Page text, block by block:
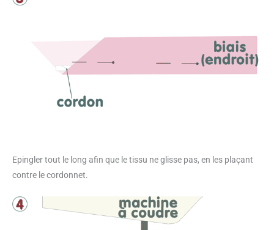
Epingler tout le long afin que le tissu ne glisse pas, en les plaçant
contre le cordonnet.